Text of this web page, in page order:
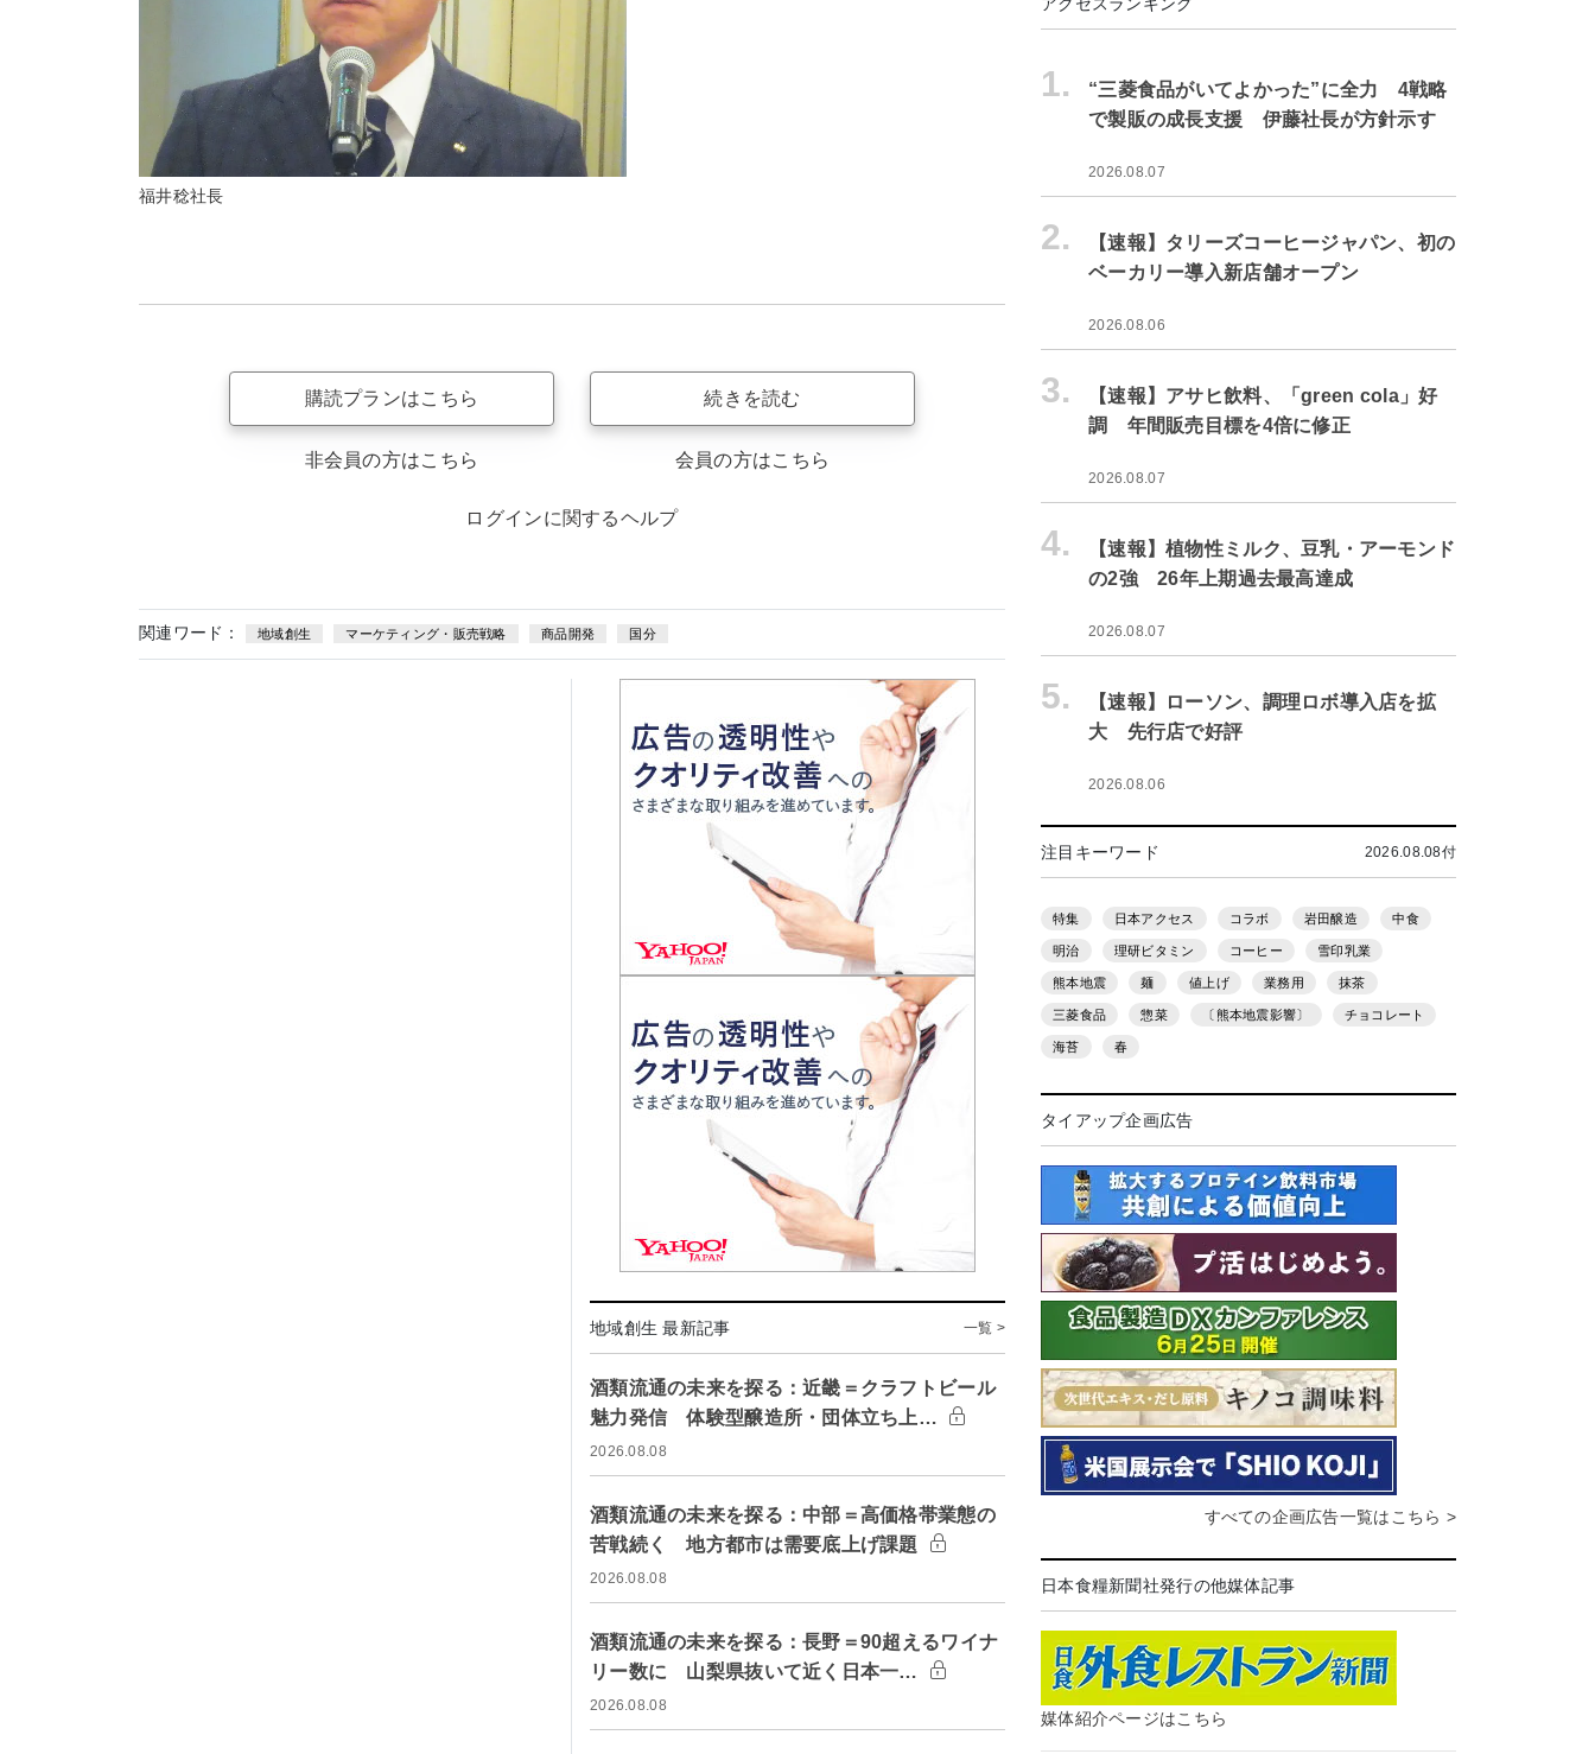
福井稔社長
購読プランはこちら
非会員の方はこちら
続きを読む
会員の方はこちら
ログインに関するヘルプ
関連ワード： 地域創生 マーケティング・販売戦略 商品開発 国分
地域創生 最新記事 一覧 >
酒類流通の未来を探る：近畿＝クラフトビール
魅力発信 体験型醸造所・団体立ち上…
2026.08.08
酒類流通の未来を探る：中部＝高価格帯業態の
苦戦続く 地方都市は需要底上げ課題
2026.08.08
酒類流通の未来を探る：長野＝90超えるワイナ
リー数に 山梨県抜いて近く日本一…
2026.08.08
1.
“三菱食品がいてよかった”に全力 4戦略
で製販の成長支援 伊藤社長が方針示す
2026.08.07
2.
【速報】タリーズコーヒージャパン、初の
ベーカリー導入新店舗オープン
2026.08.06
3.
【速報】アサヒ飲料、「green cola」好
調 年間販売目標を4倍に修正
2026.08.07
4.
【速報】植物性ミルク、豆乳・アーモンド
の2強 26年上期過去最高達成
2026.08.07
5.
【速報】ローソン、調理ロボ導入店を拡
大 先行店で好評
2026.08.06
注目キーワード 2026.08.08付
特集 日本アクセス コラボ 岩田醸造 中食
明治 理研ビタミン コーヒー 雪印乳業
熊本地震 麺 値上げ 業務用 抹茶
三菱食品 惣菜 〔熊本地震影響〕 チョコレート
海苔 春
タイアップ企画広告
すべての企画広告一覧はこちら >
日本食糧新聞社発行の他媒体記事
媒体紹介ページはこちら